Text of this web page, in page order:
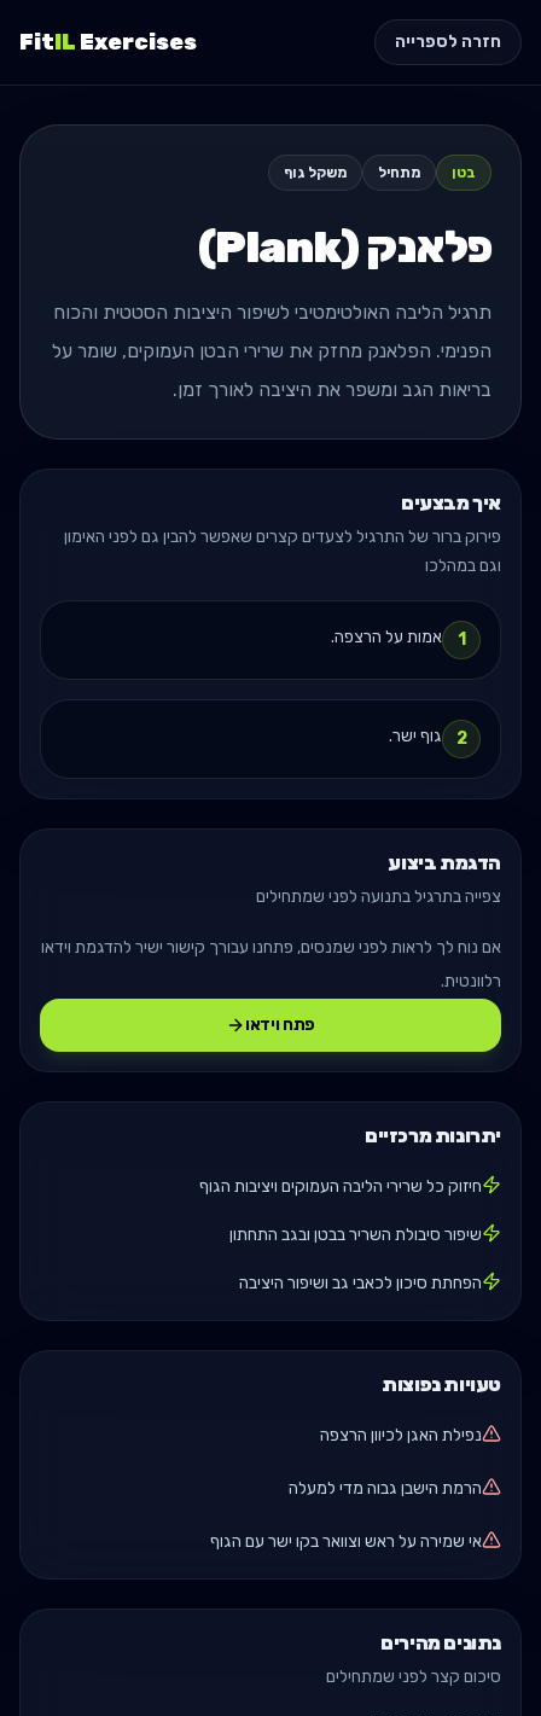
חזרה לספרייה FitIL Exercises
בטן מתחיל משקל גוף
פלאנק (Plank)
תרגיל הליבה האולטימטיבי לשיפור היציבות הסטטית והכוח
הפנימי. הפלאנק מחזק את שרירי הבטן העמוקים, שומר על
בריאות הגב ומשפר את היציבה לאורך זמן.
איך מבצעים
פירוק ברור של התרגיל לצעדים קצרים שאפשר להבין גם לפני האימון
וגם במהלכו
1 אמות על הרצפה.
2 גוף ישר.
הדגמת ביצוע
צפייה בתרגיל בתנועה לפני שמתחילים
אם נוח לך לראות לפני שמנסים, פתחנו עבורך קישור ישיר להדגמת וידאו
רלוונטית.
פתח וידאו
יתרונות מרכזיים
חיזוק כל שרירי הליבה העמוקים ויציבות הגוף
שיפור סיבולת השריר בבטן ובגב התחתון
הפחתת סיכון לכאבי גב ושיפור היציבה
טעויות נפוצות
נפילת האגן לכיוון הרצפה
הרמת הישבן גבוה מדי למעלה
אי שמירה על ראש וצוואר בקו ישר עם הגוף
נתונים מהירים
סיכום קצר לפני שמתחילים